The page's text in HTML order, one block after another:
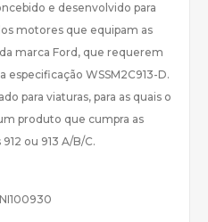
e desenvolvido para
motores que equipam as
marca Ford, que requerem
WSSM2C913-D.
para viaturas, para as quais o
produto que cumpra as
ou 913 A/B/C.